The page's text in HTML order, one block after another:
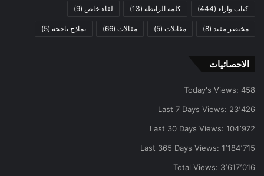
كتاب وآراء (444) كلمة الرابطة (13) لقاء خاص (9)
مختصر مفيد (8) مقابلات (5) مقالات (66) نماذج ناجحة (5)
الاحصائيات
Today's Views: 458
Last 7 Days Views: 23٬426
Last 30 Days Views: 104٬972
Last 365 Days Views: 1٬184٬715
Total Views: 3٬617٬016